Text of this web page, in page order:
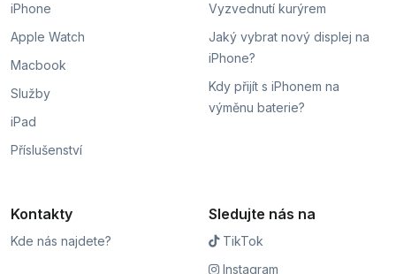
iPhone
Apple Watch
Macbook
Služby
iPad
Příslušenství
Vyzvednutí kurýrem
Jaký vybrat nový displej na
iPhone?
Kdy přijít s iPhonem na
výměnu baterie?
Kontakty
Kde nás najdete?
Sledujte nás na
TikTok
Instagram